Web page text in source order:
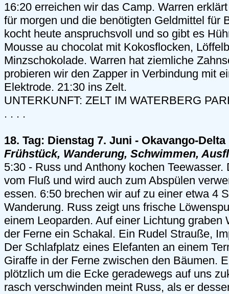
16:20 erreichen wir das Camp. Warren
für morgen und die benötigten Geldmittel für
kocht heute anspruchsvoll und so gibt es
Mousse au chocolat mit Kokosflocken,
Minzschokolade. Warren hat ziemliche
probieren wir den Zapper in Verbindung mit
Elektrode. 21:30 ins Zelt.
UNTERKUNFT: ZELT IM WATERBERG
. . . .
18. Tag: Dienstag 7. Juni - Okavango-Delta
Frühstück, Wanderung, Schwimmen,
5:30 - Russ und Anthony kochen Teewasser.
vom Fluß und wird auch zum Abspülen
essen. 6:50 brechen wir auf zu einer etwa 4
Wanderung. Russ zeigt uns frische
einem Leoparden. Auf einer Lichtung graben
der Ferne ein Schakal. Ein Rudel Strauße,
Der Schlafplatz eines Elefanten an einem
Giraffe in der Ferne zwischen den Bäumen.
plötzlich um die Ecke geradewegs auf uns
rasch verschwinden meint Russ, als er